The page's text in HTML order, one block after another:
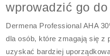
wprowadzić go
Dermena Professional AHA
dla osób, które zmagają się z
uzyskać bardziej